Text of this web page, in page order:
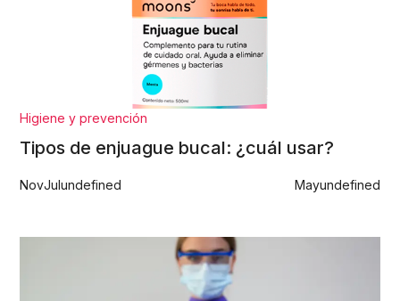
Higiene y prevención
Tipos de enjuague bucal: ¿cuál usar?
NovJulundefined Mayundefined